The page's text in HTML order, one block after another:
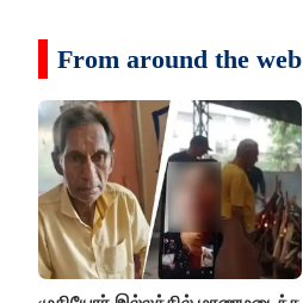
From around the web